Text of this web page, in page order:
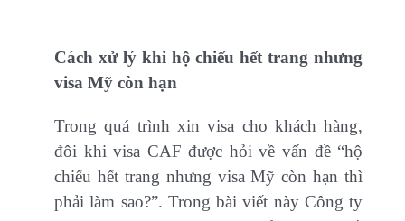
Cách xử lý khi hộ chiếu hết trang nhưng
visa Mỹ còn hạn
Trong quá trình xin visa cho khách hàng,
đôi khi visa CAF được hỏi về vấn đề “hộ
chiếu hết trang nhưng visa Mỹ còn hạn thì
phải làm sao?”. Trong bài viết này Công ty